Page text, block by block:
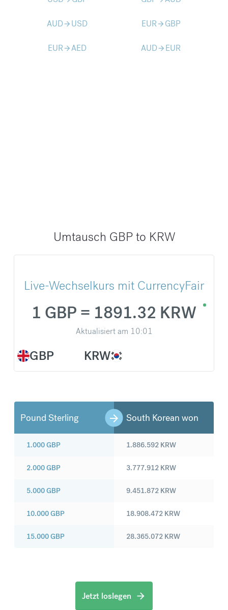
AUDarrow_forward USD EURarrow_forward GBP
EURarrow_forwardAED AUDarrow_forward EUR
Umtausch GBP to KRW
Live-Wechselkurs mit CurrencyFair
GBP
1 GBP = 1891.32 KRW
Aktualisiert am 10:01
KRW
Pound Sterling South Korean won
1.000GBP
2.000GBP
5.000GBP
10.000GBP
15.000GBP
1.886.592 KRW
3.777.912 KRW
9.451.872 KRW
18.908.472 KRW
28.365.072 KRW
Jetzt loslegen